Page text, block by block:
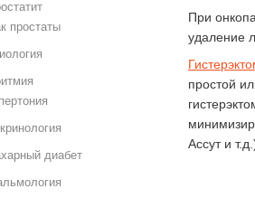
простаты
диабет
При
удаление
простой
Ассут и